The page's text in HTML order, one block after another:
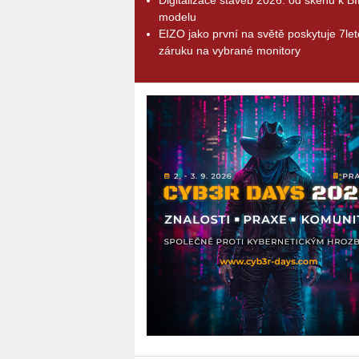
modelu
EIZO jako první na světě poskytuje
záruku na vybrané monitory